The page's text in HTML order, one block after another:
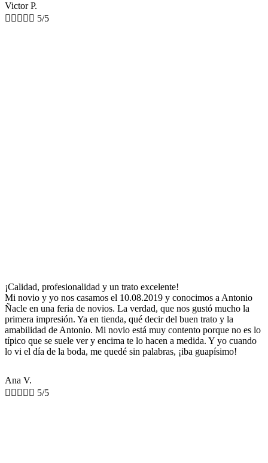
Victor P.
     5/5
¡Calidad, profesionalidad y un trato excelente!
Mi novio y yo nos casamos el 10.08.2019 y conocimos a Antonio
Ñacle en una feria de novios. La verdad, que nos gustó mucho la
primera impresión. Ya en tienda, qué decir del buen trato y la
amabilidad de Antonio. Mi novio está muy contento porque no es lo
típico que se suele ver y encima te lo hacen a medida. Y yo cuando
lo vi el día de la boda, me quedé sin palabras, ¡iba guapísimo!
Ana V.
     5/5